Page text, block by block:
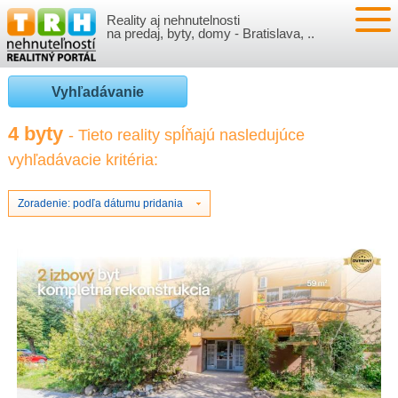
Reality aj nehnutelnosti
na predaj, byty, domy - Bratislava, ..
NEHNUTEĽNOSTI
BYTY
NOVOSTAVBY
NEBYTOVÉ PRIESTORY
POZEMKY
GARÁŽE
VLOŽIŤ NEHNUTEĽNOSTI
PRIHLÁSENIE
REGISTRÁCIA
VÝVOJ CIEN REALÍT
ČLÁNKY O REALITÁCH
PRÁVNA PORADŇA
FINANCIE
O NÁS
O NÁS
REALITNÁ INZERCIA NA TRH.SK
CENNÍK REALITNEJ INZERCIE
Vyhľadávanie
4 byty - Tieto reality spĺňajú nasledujúce
vyhľadávacie kritéria:
Zoradenie: podľa dátumu pridania